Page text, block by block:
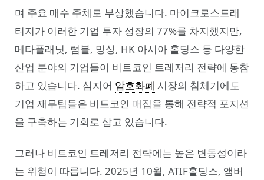
며 주요 매수 주체로 부상했습니다. 마이크로스트래
티지가 이러한 기업 투자 성장의 77%를 차지했지만,
메타플래닛, 럼블, 밍싱, HK 아시아 홀딩스 등 다양한
산업 분야의 기업들이 비트코인 트레저리 전략에 동참
하고 있습니다. 심지어 암호화폐 시장의 침체기에도
기업 재무팀들은 비트코인 매집을 통해 전략적 포지션
을 구축하는 기회로 삼고 있습니다.
그러나 비트코인 트레저리 전략에는 높은 변동성이라
는 위험이 따릅니다. 2025년 10월, ATIF홀딩스, 앰버